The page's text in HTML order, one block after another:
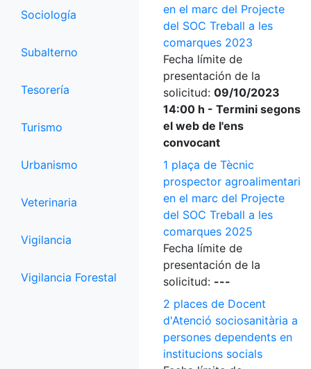
Sociología
Subalterno
Tesorería
Turismo
Urbanismo
Veterinaria
Vigilancia
Vigilancia Forestal
en el marc del Projecte
del SOC Treball a les
comarques 2023
Fecha límite de
presentación de la
solicitud: 09/10/2023
14:00 h - Termini segons
el web de l'ens
convocant
1 plaça de Tècnic
prospector agroalimentari
en el marc del Projecte
del SOC Treball a les
comarques 2025
Fecha límite de
presentación de la
solicitud: ---
2 places de Docent
d'Atenció sociosanitària a
persones dependents en
institucions socials